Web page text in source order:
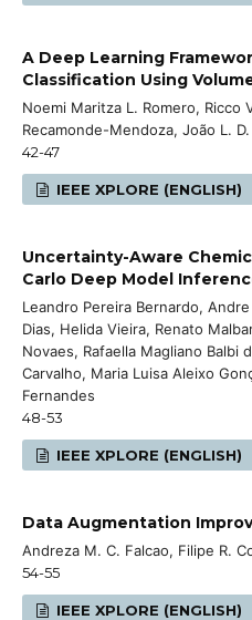
A Deep Learning
Classification Using
Noemi Maritza L. Romero, Ricco
Recamonde-Mendoza, João L.
42-47
IEEE XPLORE (ENGLISH)
Uncertainty-Aware
Carlo Deep Model
Leandro Pereira Bernardo,
Dias, Helida Vieira, Renato
Novaes, Rafaella Magliano Balbi
Carvalho, Maria Luisa Aleixo
Fernandes
48-53
IEEE XPLORE (ENGLISH)
Data Augmentation
Andreza M. C. Falcao, Filipe R.
54-55
IEEE XPLORE (ENGLISH)